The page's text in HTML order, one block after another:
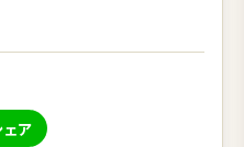
ア